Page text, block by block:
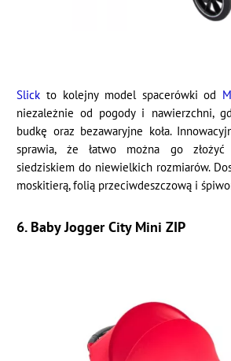
Slick to kolejny model spacerówki od
niezależnie od pogody i nawierzchni,
budkę oraz bezawaryjne koła.
sprawia, że łatwo można go złożyć
siedziskiem do niewielkich rozmiarów.
moskitierą, folią przeciwdeszczową i
6. Baby Jogger City Mini ZIP